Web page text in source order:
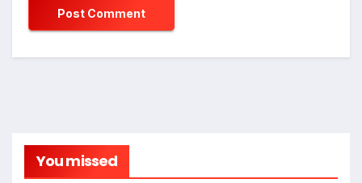
You missed